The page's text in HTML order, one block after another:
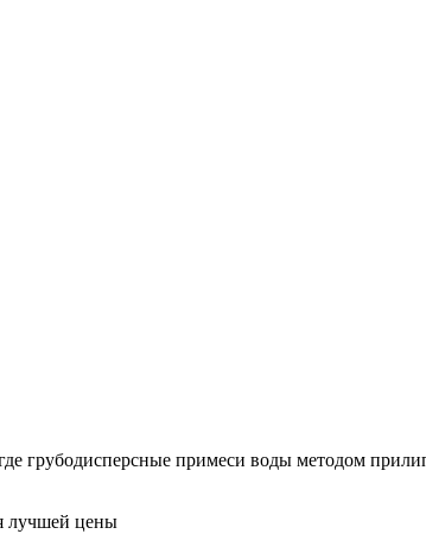
грубодисперсные примеси воды методом
лучшей цены